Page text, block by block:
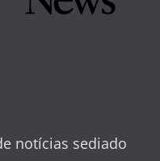
notícias sediado